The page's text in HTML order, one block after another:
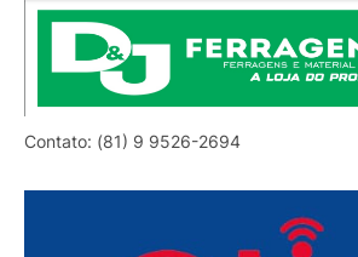
Contato: (81) 9 9526-2694